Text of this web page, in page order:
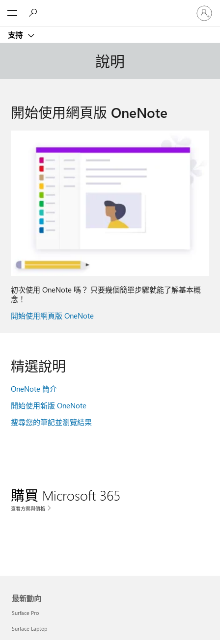
支持
登
入
您
說明
開始使用網頁版 OneNote
初次使用 OneNote 嗎？ 只要幾個簡單步驟就能了解基本概
念！
開始使用網頁版 OneNote
精選說明
OneNote 簡介
開始使用新版 OneNote
搜尋您的筆記並瀏覽結果
購買 Microsoft 365
查看方案與價格
最新動向
Surface Pro
Surface Laptop